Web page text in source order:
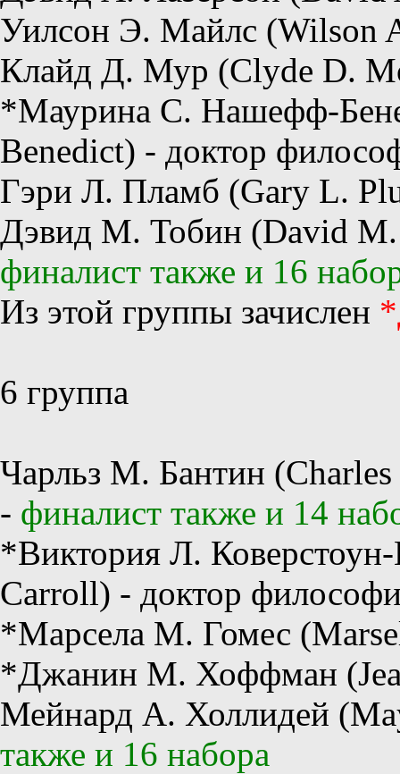
Уилсон Э. Майлс (Wilson
Клайд Д. Мур (Clyde D.
*Маурина С. Нашефф-
Benedict) - доктор
Гэри Л. Пламб (Gary L.
Дэвид М. Тобин (David
финалист также и 16
Из этой группы зачислен
6 группа
Чарльз М. Бантин
- финалист также и 14
*Виктория Л.
Carroll) - доктор
*Марсела М. Гомес
*Джанин М. Хоффман
Мейнард А. Холлидей
также и 16 набора